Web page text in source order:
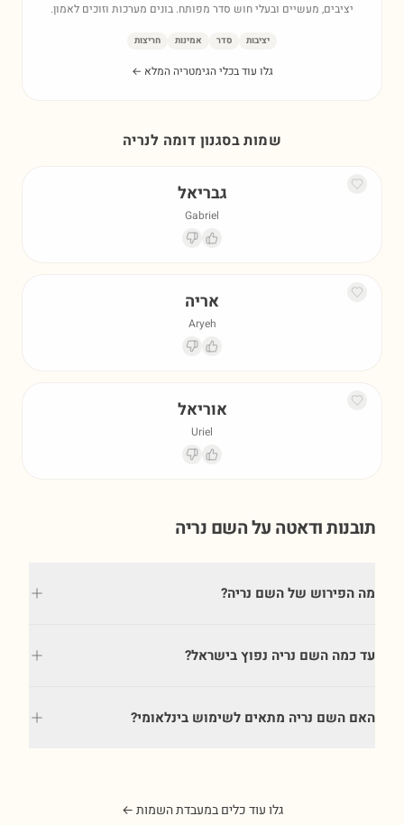
יציבים, מעשיים ובעלי חוש סדר מפותח. בונים מערכות וזוכים לאמון.
יציבות סדר אמינות חריצות
גלו עוד בכלי הגימטריה המלא ←
שמות בסגנון דומה לנריה
גבריאל
Gabriel
אריה
Aryeh
אוריאל
Uriel
תובנות ודאטה על השם נריה
מה הפירוש של השם נריה?
עד כמה השם נריה נפוץ בישראל?
האם השם נריה מתאים לשימוש בינלאומי?
גלו עוד כלים במעבדת השמות ←